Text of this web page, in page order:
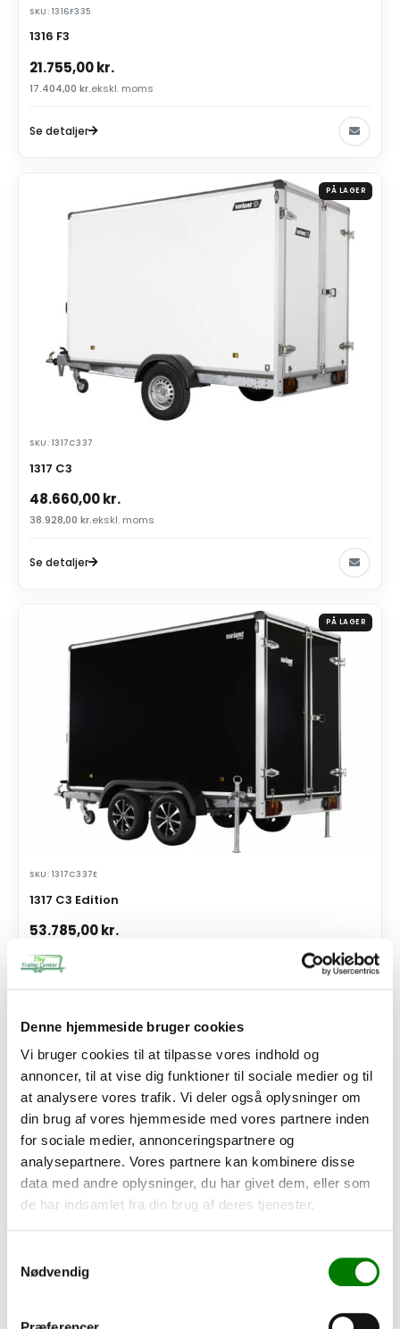
Denne hjemmeside bruger cookies
Vi bruger cookies til at tilpasse vores indhold og
annoncer, til at vise dig funktioner til sociale medier og til
at analysere vores trafik. Vi deler også oplysninger om
din brug af vores hjemmeside med vores partnere inden
for sociale medier, annonceringspartnere og
analysepartnere. Vores partnere kan kombinere disse
data med andre oplysninger, du har givet dem, eller som
de har indsamlet fra din brug af deres tjenester.
Nødvendig
SKU: 1316F335
1316 F3
21.755,00kr.
17.404,00 kr.ekskl. moms
Se detaljer
PÅ LAGER
SKU: 1317C337
1317 C3
48.660,00kr.
38.928,00 kr.ekskl. moms
Se detaljer
PÅ LAGER
SKU: 1317C337E
1317 C3 Edition
53.785,00kr.
43.028,00
Se detaljer